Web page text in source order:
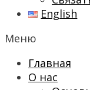
English
Меню
Главная
О нас